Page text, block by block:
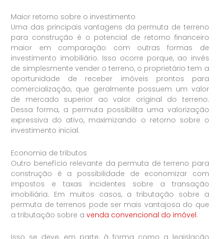
Maior retorno sobre o investimento
Uma das principais vantagens da permuta de terreno
para construção é o potencial de retorno financeiro
maior em comparação com outras formas de
investimento imobiliário. Isso ocorre porque, ao invés
de simplesmente vender o terreno, o proprietário tem a
oportunidade de receber imóveis prontos para
comercialização, que geralmente possuem um valor
de mercado superior ao valor original do terreno.
Dessa forma, a permuta possibilita uma valorização
expressiva do ativo, maximizando o retorno sobre o
investimento inicial.
Economia de tributos
Outro benefício relevante da permuta de terreno para
construção é a possibilidade de economizar com
impostos e taxas incidentes sobre a transação
imobiliária. Em muitos casos, a tributação sobre a
permuta de terrenos pode ser mais vantajosa do que
a tributação sobre avenda convencional do imóvel.